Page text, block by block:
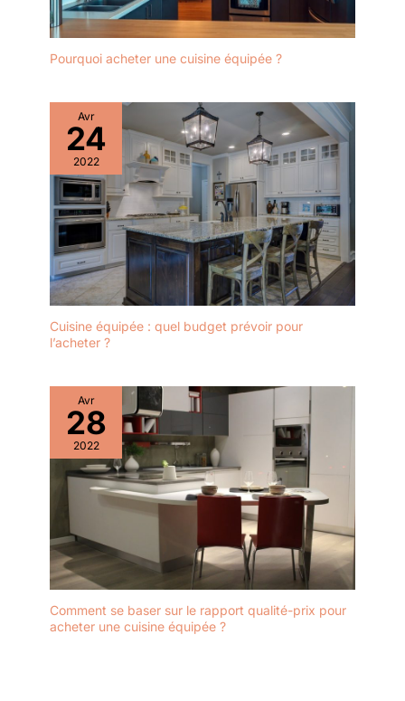
Pourquoi acheter une cuisine équipée ?
Avr
24
2022
Cuisine équipée : quel budget prévoir pour
l’acheter ?
Avr
28
2022
Comment se baser sur le rapport qualité-prix pour
acheter une cuisine équipée ?